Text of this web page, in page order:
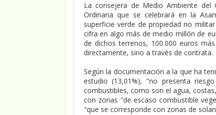
La consejera de Medio Ambiente del
Ordinaria que se celebrará en la
superficie verde de propiedad no
cifra en algo más de medio millón de
de dichos terrenos, 100.000 euros
directamente, sino a través de contrata.
Según la documentación a la que ha
estudio (13,01%), "no presenta
combustibles, como son el agua,
con zonas "de escaso combustible
"que se corresponde con zonas de